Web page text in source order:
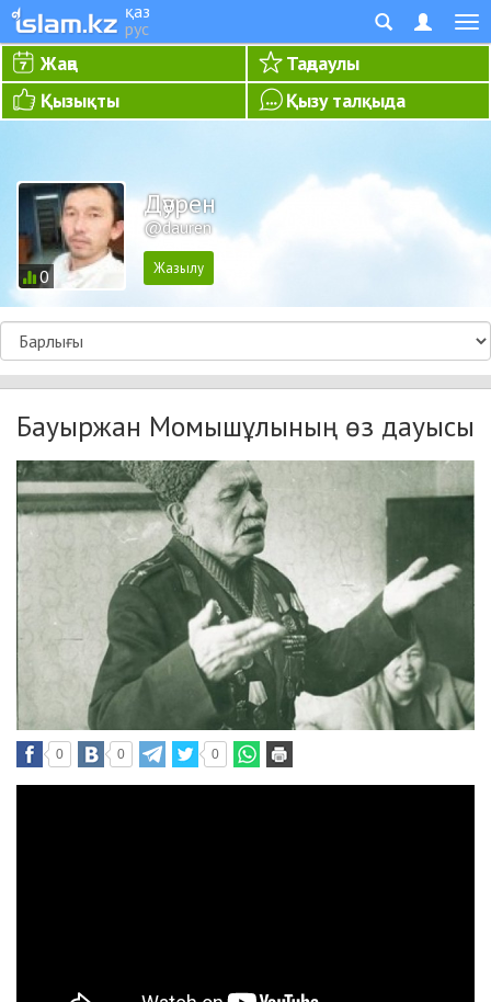
қаз
рус
Жаңа
Таңдаулы
Қызықты
Қызу талқыда
0
Дәурен
@dauren
Бауыржан Момышұлының өз дауысы
0 0 0